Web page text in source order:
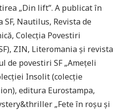
„Din lift”. A publicat în
SF, Nautilus, Revista de
Colecția Povestiri
ZIN, Literomania și revista
de povestiri SF „Amețeli
Insolit (colecție
editura Eurostampa,
„Fete în roșu și